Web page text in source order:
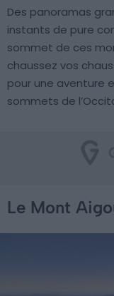
Des panoramas
instants de pure
sommet de ces
chaussez vos
pour une aventure
sommets de
Le Mont